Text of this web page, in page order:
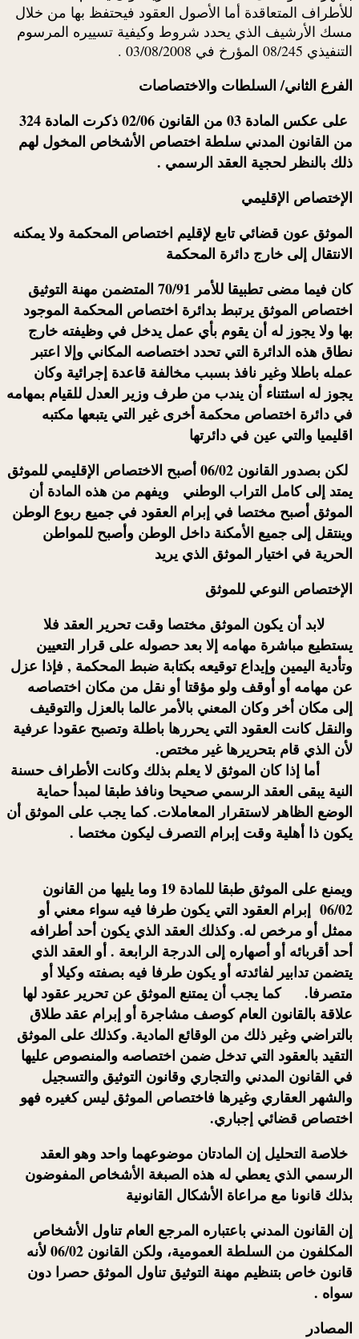
للأطراف المتعاقدة أما الأصول العقود فيحتفظ بها من خلال
مسك الأرشيف الذي يحدد شروط وكيفية تسييره المرسوم
التنفيذي 08/245 المؤرخ في 03/08/2008 .
الفرع الثاني/ السلطات والاختصاصات
على عكس المادة 03 من القانون 02/06 ذكرت المادة 324
من القانون المدني سلطة اختصاص الأشخاص المخول لهم
ذلك بالنظر لحجية العقد الرسمي .
الإختصاص الإقليمي
الموثق عون قضائي تابع لإقليم اختصاص المحكمة ولا يمكنه
الانتقال إلى خارج دائرة المحكمة
كان فيما مضى تطبيقا للأمر 70/91 المتضمن مهنة التوثيق
اختصاص الموثق يرتبط بدائرة اختصاص المحكمة الموجود
بها ولا يجوز له أن يقوم بأي عمل يدخل في وظيفته خارج
نطاق هذه الدائرة التي تحدد اختصاصه المكاني وإلا اعتبر
عمله باطلا وغير نافذ بسبب مخالفة قاعدة إجرائية وكان
يجوز له اسثتناء أن يندب من طرف وزير العدل للقيام بمهامه
في دائرة اختصاص محكمة أخرى غير التي يتبعها مكتبه
اقليميا والتي عين في دائرتها
لكن بصدور القانون 06/02 أصبح الاختصاص الإقليمي للموثق
يمتد إلى كامل التراب الوطني ويفهم من هذه المادة أن
الموثق أصبح مختصا في إبرام العقود في جميع ربوع الوطن
وينتقل إلى جميع الأمكنة داخل الوطن وأصبح للمواطن
الحرية في اختيار الموثق الذي يريد
الإختصاص النوعي للموثق
لابد أن يكون الموثق مختصا وقت تحرير العقد فلا
يستطيع مباشرة مهامه إلا بعد حصوله على قرار التعيين
وتأدية اليمين وإيداع توقيعه بكتابة ضبط المحكمة , فإذا عزل
عن مهامه أو أوقف ولو مؤقتا أو نقل من مكان اختصاصه
إلى مكان أخر وكان المعني بالأمر عالما بالعزل والتوقيف
والنقل كانت العقود التي يحررها باطلة وتصبح عقودا عرفية
لأن الذي قام بتحريرها غير مختص.
أما إذا كان الموثق لا يعلم بذلك وكانت الأطراف حسنة
النية يبقى العقد الرسمي صحيحا ونافذ طبقا لمبدأ حماية
الوضع الظاهر لاستقرار المعاملات. كما يجب على الموثق أن
يكون ذا أهلية وقت إبرام التصرف ليكون مختصا .
ويمنع على الموثق طبقا للمادة 19 وما يليها من القانون
06/02 إبرام العقود التي يكون طرفا فيه سواء معني أو
ممثل أو مرخص له. وكذلك العقد الذي يكون أحد أطرافه
أحد أقربائه أو أصهاره إلى الدرجة الرابعة . أو العقد الذي
يتضمن تدابير لفائدته أو يكون طرفا فيه بصفته وكيلا أو
متصرفا. كما يجب أن يمتنع الموثق عن تحرير عقود لها
علاقة بالقانون العام كوصف مشاجرة أو إبرام عقد طلاق
بالتراضي وغير ذلك من الوقائع المادية. وكذلك على الموثق
التقيد بالعقود التي تدخل ضمن اختصاصه والمنصوص عليها
في القانون المدني والتجاري وقانون التوثيق والتسجيل
والشهر العقاري وغيرها فاختصاص الموثق ليس كغيره فهو
اختصاص قضائي إجباري.
خلاصة التحليل إن المادتان موضوعهما واحد وهو العقد
الرسمي الذي يعطي له هذه الصبغة الأشخاص المفوضون
بذلك قانونا مع مراعاة الأشكال القانونية
إن القانون المدني باعتباره المرجع العام تناول الأشخاص
المكلفون من السلطة العمومية، ولكن القانون 06/02 لأنه
قانون خاص بتنظيم مهنة التوثيق تناول الموثق حصرا دون
سواه .
المصادر